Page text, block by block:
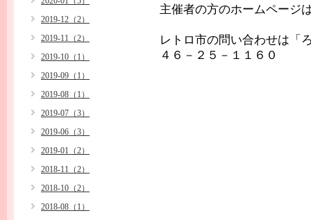
主催者の方のホームペー
レトロ市の問い合わせは
４６－２５－１１６０
2019-12（2）
2019-11（2）
2019-10（1）
2019-09（1）
2019-08（1）
2019-07（3）
2019-06（3）
2019-01（2）
2018-11（2）
2018-10（2）
2018-08（1）